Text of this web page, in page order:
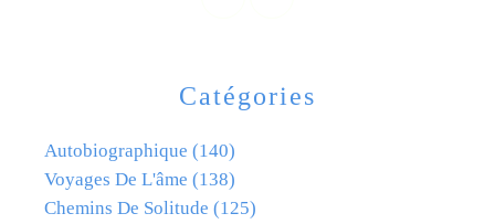
Catégories
Autobiographique (140)
Voyages De L'âme (138)
Chemins De Solitude (125)